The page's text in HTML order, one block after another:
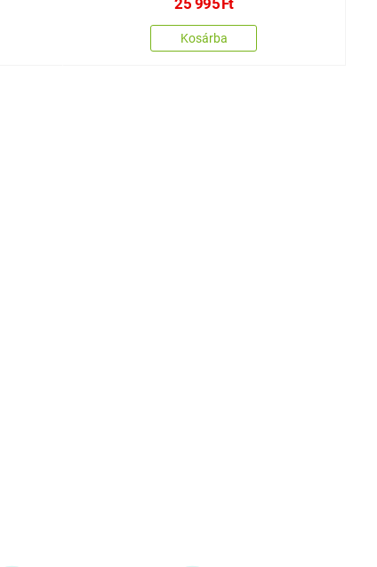
25 995Ft
Kosárba